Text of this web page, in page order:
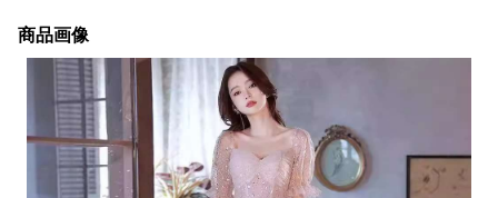
商品画像